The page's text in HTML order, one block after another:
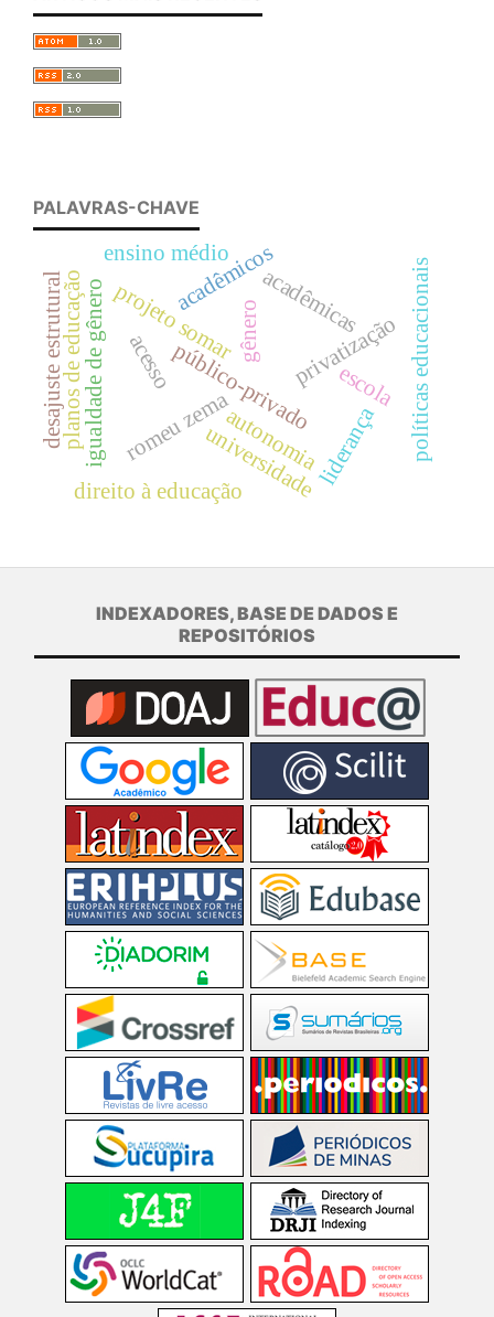
PALAVRAS-CHAVE
privatização
projeto somar
público-privado
romeu zema
igualdade de gênero
acadêmicosacadêmicas
universidade políticas educacionais
planos de educação gênero
desajuste estrutural acesso
direito à educação
escola
autonomia
ensino médio
liderança
INDEXADORES, BASE DE DADOS E
REPOSITÓRIOS